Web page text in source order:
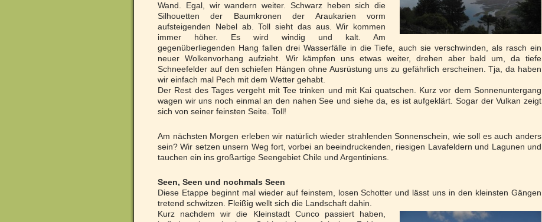
Wand. Egal, wir wandern weiter. Schwarz heben sich die
Silhouetten der Baumkronen der Araukarien vorm
aufsteigenden Nebel ab. Toll sieht das aus. Wir kommen
immer höher. Es wird windig und kalt. Am
gegenüberliegenden Hang fallen drei Wasserfälle in die Tiefe, auch sie verschwinden, als rasch ein
neuer Wolkenvorhang aufzieht. Wir kämpfen uns etwas weiter, drehen aber bald um, da tiefe
Schneefelder auf den schiefen Hängen ohne Ausrüstung uns zu gefährlich erscheinen. Tja, da haben
wir einfach mal Pech mit dem Wetter gehabt.
Der Rest des Tages vergeht mit Tee trinken und mit Kai quatschen. Kurz vor dem Sonnenuntergang
wagen wir uns noch einmal an den nahen See und siehe da, es ist aufgeklärt. Sogar der Vulkan zeigt
sich von seiner feinsten Seite. Toll!
Am nächsten Morgen erleben wir natürlich wieder strahlenden Sonnenschein, wie soll es auch anders
sein? Wir setzen unsern Weg fort, vorbei an beeindruckenden, riesigen Lavafeldern und Lagunen und
tauchen ein ins großartige Seengebiet Chile und Argentiniens.
Seen, Seen und nochmals Seen
Diese Etappe beginnt mal wieder auf feinstem, losen Schotter und lässt uns in den kleinsten Gängen
tretend schwitzen. Fleißig wellt sich die Landschaft dahin.
Kurz nachdem wir die Kleinstadt Cunco passiert haben,